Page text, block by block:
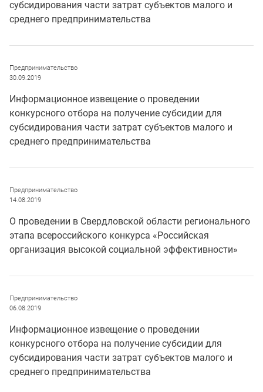
субсидирования части затрат субъектов малого и
среднего предпринимательства
Предпринимательство
30.09.2019
Информационное извещение о проведении
конкурсного отбора на получение субсидии для
субсидирования части затрат субъектов малого и
среднего предпринимательства
Предпринимательство
14.08.2019
О проведении в Свердловской области регионального
этапа всероссийского конкурса «Российская
организация высокой социальной эффективности»
Предпринимательство
06.08.2019
Информационное извещение о проведении
конкурсного отбора на получение субсидии для
субсидирования части затрат субъектов малого и
среднего предпринимательства